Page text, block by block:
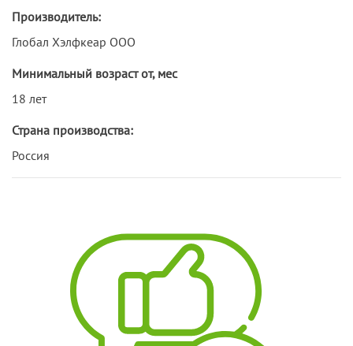
Производитель:
Глобал Хэлфкеар ООО
Минимальный возраст от, мес
18 лет
Страна производства:
Россия